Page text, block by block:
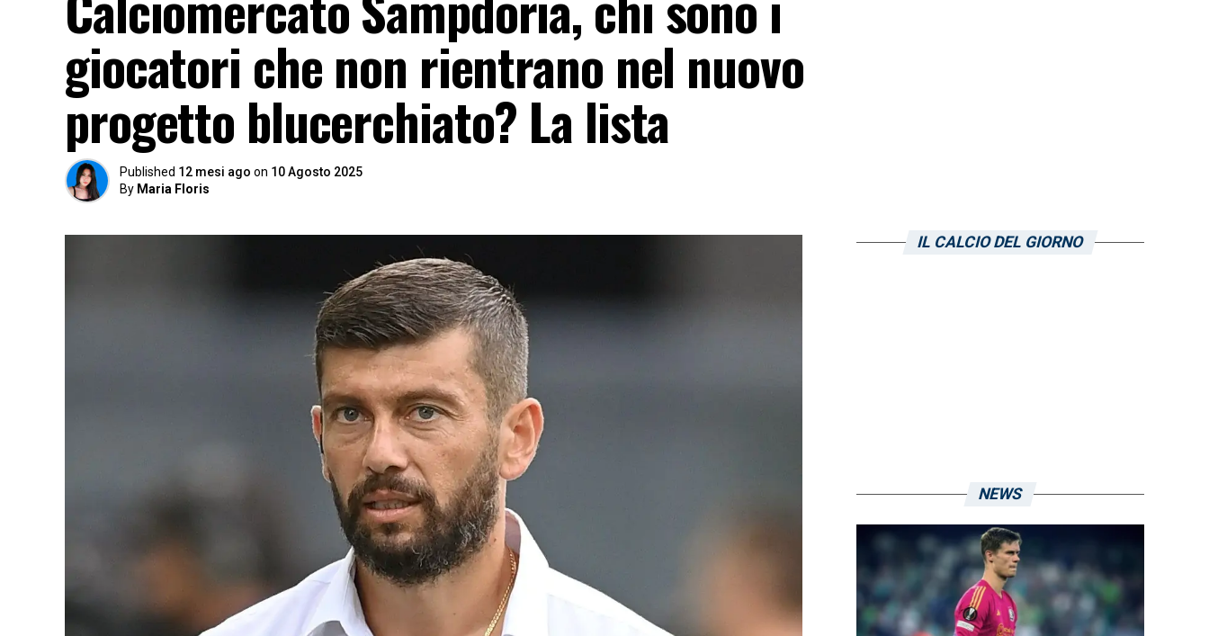
giocatori che non rientrano nel nuovo
progetto blucerchiato? La lista
Published 12 mesi ago on 10 Agosto 2025
By Maria Floris
IL CALCIO DEL GIORNO
NEWS